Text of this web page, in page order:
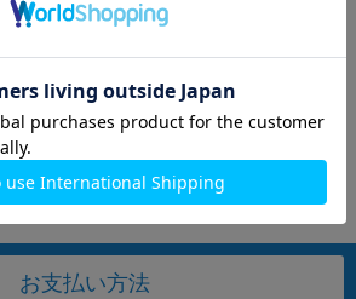
お支払い方法